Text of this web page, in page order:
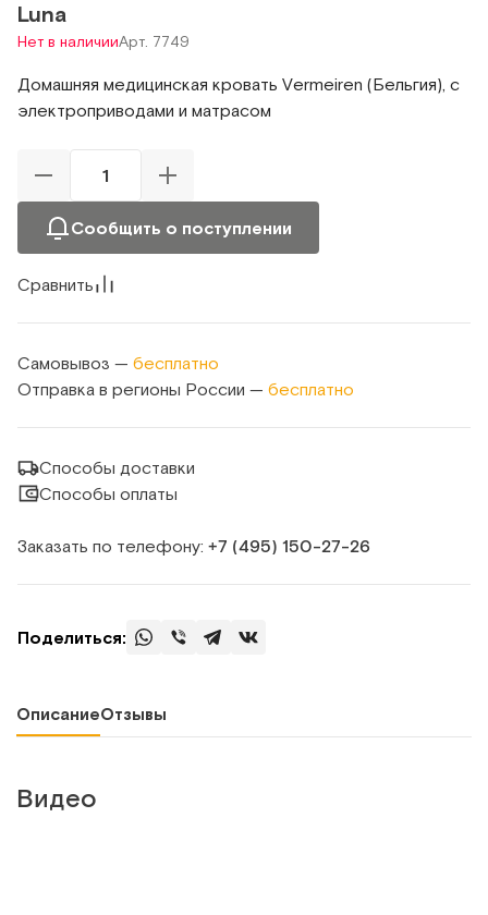
Luna
Нет в наличииАрт. 7749
Домашняя медицинская кровать Vermeiren (Бельгия), с
электроприводами и матрасом
Сообщить о поступлении
Сравнить
Самовывоз — бесплатно
Отправка в регионы России — бесплатно
Способы доставки
Способы оплаты
Заказать по телефону: +7 (495) 150‑27‑26
Поделиться:
ОписаниеОтзывы
Видео